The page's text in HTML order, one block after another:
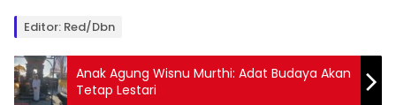
Editor: Red/Dbn
Anak Agung Wisnu Murthi: Adat Budaya Akan
Tetap Lestari